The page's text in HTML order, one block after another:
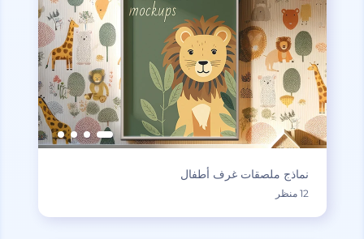
نماذج ملصقات غرف أطفال
12 منظر